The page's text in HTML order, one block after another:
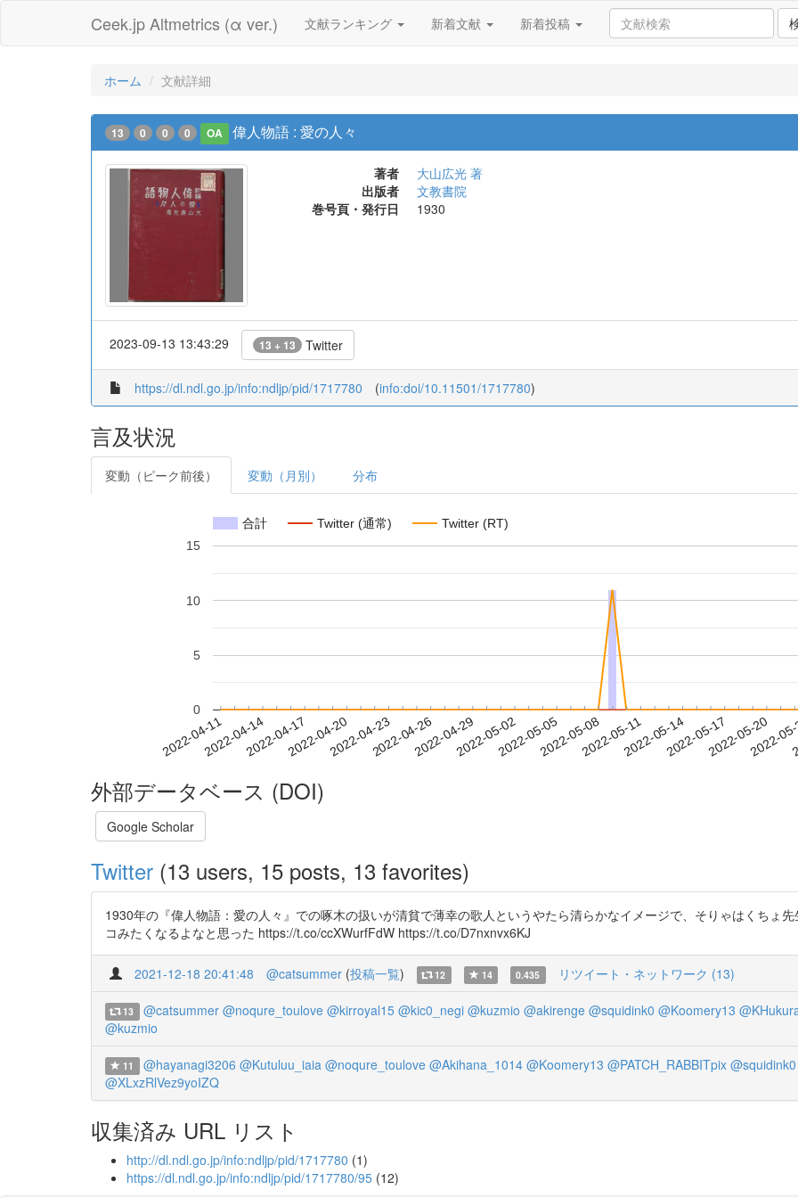
Ceek.jp Altmetrics (α ver.) 文献ランキング 新着文献 新着投稿
ホーム 文献詳細
13 0 0 0 OA 偉人物語 : 愛の人々
著者
大山広光 著
出版者
文教書院
巻号頁・発行日
1930
2023-09-13 13:43:29 13 + 13 Twitter
https://dl.ndl.go.jp/info:ndljp/pid/1717780 (info:doi/10.11501/1717780)
言及状況
変動（ピーク前後） 変動（月別） 分布
合計 Twitter (通常) Twitter (RT)
2022-04-112022-04-142022-04-172022-04-202022-04-232022-04-262022-04-292022-05-022022-05-052022-05-082022-05-112022-05-142022-05-172022-05-20
2022-
0
5
10
15
外部データベース (DOI)
Google Scholar
Twitter (13 users, 15 posts, 13 favorites)
1930年の『偉人物語：愛の人々』での啄木の扱いが清貧で薄幸の歌人というやたら清らかなイメージで、そりゃはくち
コみたくなるよなと思った https://t.co/ccXWurfFdW https://t.co/D7nxnvx6KJ
2021-12-18 20:41:48 @catsummer (投稿一覧) 12 14 0.435 リツイート・ネットワーク (13)
13 @catsummer @noqure_toulove @kirroyal15 @kic0_negi @kuzmio @akirenge @squidink0 @Koomery13
@kuzmio
11 @hayanagi3206 @Kutuluu_iaia @noqure_toulove @Akihana_1014 @Koomery13 @PATCH_RABBITpix @squidink0
@XLxzRlVez9yoIZQ
収集済み URL リスト
http://dl.ndl.go.jp/info:ndljp/pid/1717780 (1)
https://dl.ndl.go.jp/info:ndljp/pid/1717780/95 (12)